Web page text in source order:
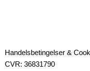
Handelsbetingelser &
CVR: 36831790